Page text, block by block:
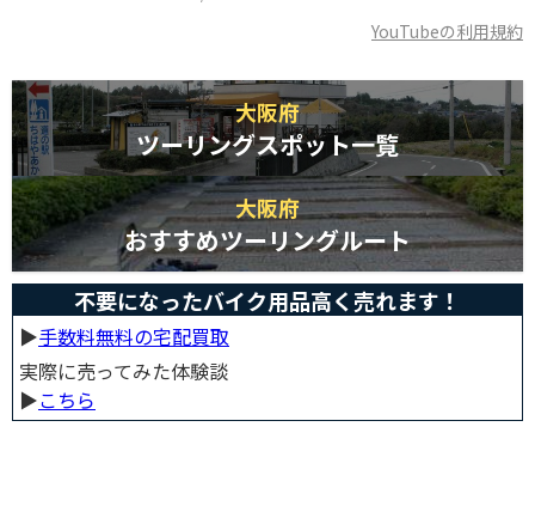
YouTubeの利用規約
大阪府
ツーリングスポット一覧
大阪府
おすすめツーリングルート
不要になったバイク用品高く売れます！
▶︎手数料無料の宅配買取
実際に売ってみた体験談
▶︎こちら